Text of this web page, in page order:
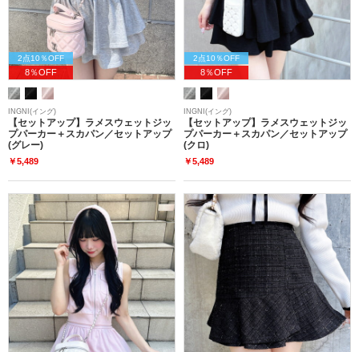
2点10％OFF
8％OFF
INGNI(イング)
【セットアップ】ラメスウェットジッ
プパーカー＋スカパン／セットアップ
(グレー)
￥5,489
2点10％OFF
8％OFF
INGNI(イング)
【セットアップ】ラメスウェットジッ
プパーカー＋スカパン／セットアップ
(クロ)
￥5,489